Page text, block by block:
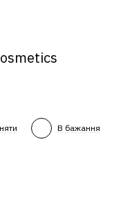
В бажання